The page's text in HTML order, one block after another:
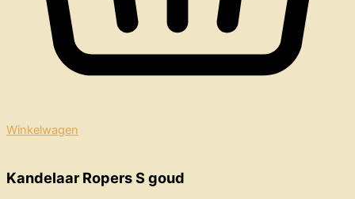
Winkelwagen
Kandelaar Ropers S goud